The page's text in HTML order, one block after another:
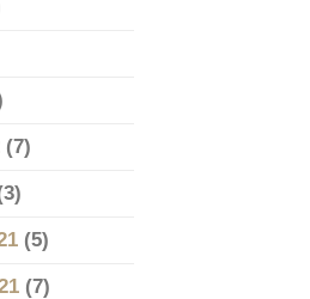
(7)
(5)
(7)